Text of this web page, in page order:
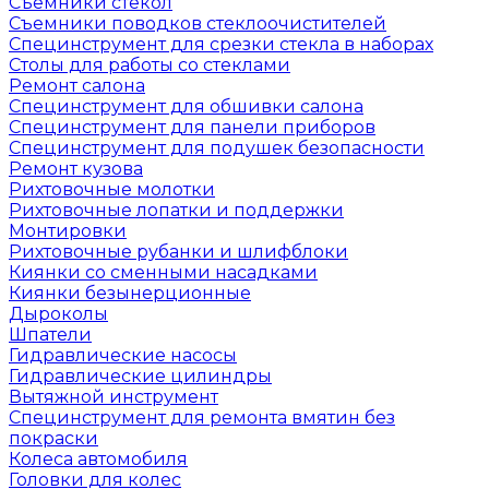
Съемники поводков стеклоочистителей
Специнструмент для срезки стекла в наборах
Столы для работы со стеклами
Ремонт салона
Специнструмент для обшивки салона
Специнструмент для панели приборов
Специнструмент для подушек безопасности
Ремонт кузова
Рихтовочные молотки
Рихтовочные лопатки и поддержки
Монтировки
Рихтовочные рубанки и шлифблоки
Киянки со сменными насадками
Киянки безынерционные
Дыроколы
Шпатели
Гидравлические насосы
Гидравлические цилиндры
Вытяжной инструмент
Специнструмент для ремонта вмятин без
покраски
Колеса автомобиля
Головки для колес